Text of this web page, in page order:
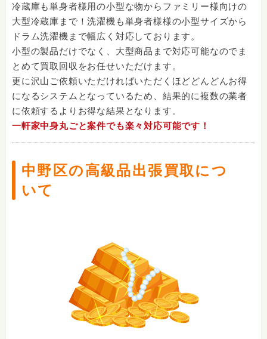
冷蔵庫も単身者様用の小型な物からファミリー様向けの
大型冷蔵庫まで！洗濯機も単身者様様の小型サイズから
ドラム洗濯機まで幅広く対応しております。
小型の製品だけでなく、大型商品まで対応可能なのでま
とめて買取回収をお任せいただけます。
更に沢山ご依頼いただければいただくほどどんどんお得
になるシステムとなっているため、結果的に複数の業者
に依頼するよりお得な結果となります。
一軒家中身丸ごと案件でも楽々対応可能です！
中野区の高級品出張買取につ
いて